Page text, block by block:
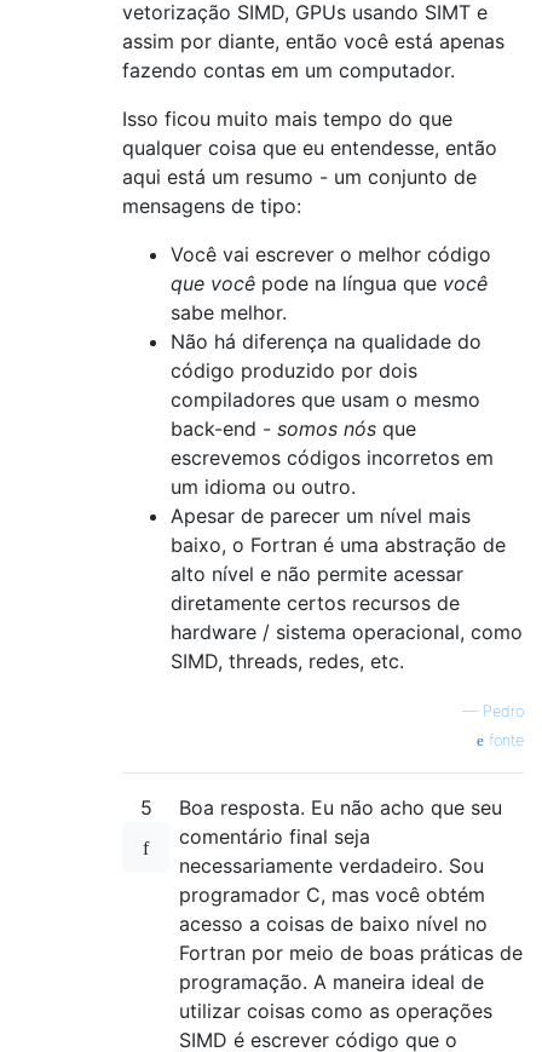
vetorização SIMD, GPUs usando SIMT e
assim por diante, então você está apenas
fazendo contas em um computador.
Isso ficou muito mais tempo do que
qualquer coisa que eu entendesse, então
aqui está um resumo - um conjunto de
mensagens de tipo:
Você vai escrever o melhor código
que você pode na língua que você
sabe melhor.
Não há diferença na qualidade do
código produzido por dois
compiladores que usam o mesmo
back-end - somos nós que
escrevemos códigos incorretos em
um idioma ou outro.
Apesar de parecer um nível mais
baixo, o Fortran é uma abstração de
alto nível e não permite acessar
diretamente certos recursos de
hardware / sistema operacional, como
SIMD, threads, redes, etc.
— Pedro
fonte
5
Boa resposta. Eu não acho que seu
comentário final seja
necessariamente verdadeiro. Sou
programador C, mas você obtém
acesso a coisas de baixo nível no
Fortran por meio de boas práticas de
programação. A maneira ideal de
utilizar coisas como as operações
SIMD é escrever código que o